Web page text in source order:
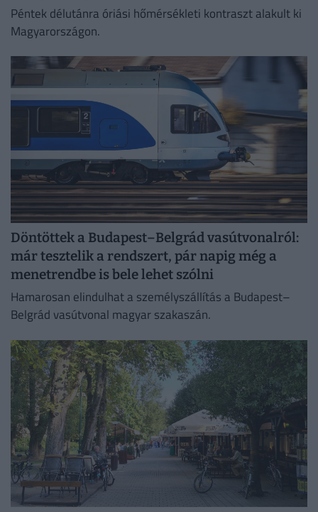
Péntek délutánra óriási hőmérsékleti kontraszt alakult ki
Magyarországon.
Döntöttek a Budapest–Belgrád vasútvonalról:
már tesztelik a rendszert, pár napig még a
menetrendbe is bele lehet szólni
Hamarosan elindulhat a személyszállítás a Budapest–
Belgrád vasútvonal magyar szakaszán.